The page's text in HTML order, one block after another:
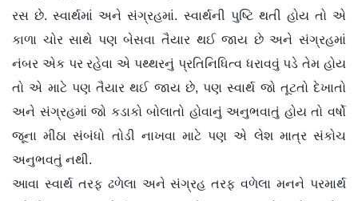
રસ છે. સ્વાર્થમાં અને સંગ્રહમાં. સ્વાર્થની પુષ્ટિ થતી હોય તો એ
કાળા ચોર સાથે પણ બેસવા તૈયાર થઈ જાય છે અને સંગ્રહમાં
નંબર એક પર રહેવા એ પથ્થરનું પ્રતિનિધિત્વ ધરાવવું પડે તેમ હોય
તો એ માટે પણ તૈયાર થઈ જાય છે, પણ સ્વાર્થ જો તૂટતો દેખાતો
અને સંગ્રહમાં જો કડાકો બોલાતો હોવાનું અનુભવાતું હોય તો વર્ષો
જૂના મીઠા સંબંધો તોડી નાખવા માટે પણ એ લેશ માત્ર સંકોચ
અનુભવતું નથી.
આવા સ્વાર્થ તરફ ઢળેલા અને સંગ્રહ તરફ વળેલા મનને પરમાર્થ